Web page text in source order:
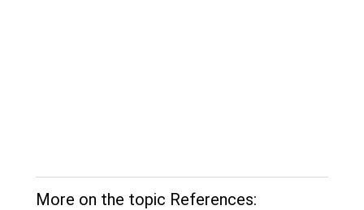
More on the topic References: